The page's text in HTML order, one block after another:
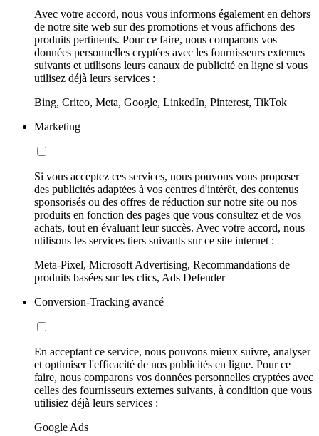
Avec votre accord, nous vous informons également en dehors
de notre site web sur des promotions et vous affichons des
produits pertinents. Pour ce faire, nous comparons vos
données personnelles cryptées avec les fournisseurs externes
suivants et utilisons leurs canaux de publicité en ligne si vous
utilisez déjà leurs services :
Bing, Criteo, Meta, Google, LinkedIn, Pinterest, TikTok
Marketing
Si vous acceptez ces services, nous pouvons vous proposer
des publicités adaptées à vos centres d'intérêt, des contenus
sponsorisés ou des offres de réduction sur notre site ou nos
produits en fonction des pages que vous consultez et de vos
achats, tout en évaluant leur succès. Avec votre accord, nous
utilisons les services tiers suivants sur ce site internet :
Meta-Pixel, Microsoft Advertising, Recommandations de
produits basées sur les clics, Ads Defender
Conversion-Tracking avancé
En acceptant ce service, nous pouvons mieux suivre, analyser
et optimiser l'efficacité de nos publicités en ligne. Pour ce
faire, nous comparons vos données personnelles cryptées avec
celles des fournisseurs externes suivants, à condition que vous
utilisiez déjà leurs services :
Google Ads